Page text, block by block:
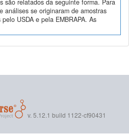
são relatados da seguinte forma. Para
análises se originaram de amostras
USDA e pela EMBRAPA. As
v. 5.12.1 build 1122-cf90431